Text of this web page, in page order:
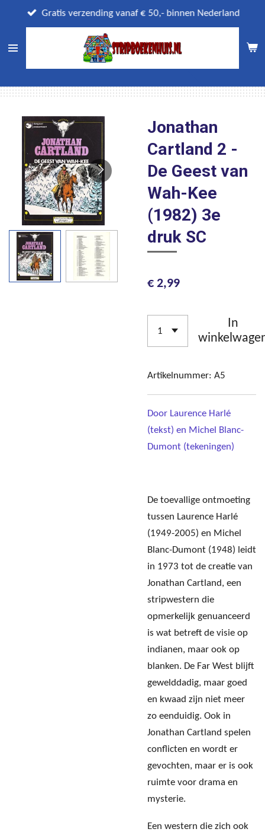
direct
naar
Gratis verzending vanaf € 50,- binnen Nederland
Jonathan
Cartland 2 -
De Geest van
Wah-Kee
(1982) 3e
druk SC
€ 2,99
In
Artikelnummer: A5
Door Laurence Harlé
(tekst) en Michel Blanc-
Dumont (tekeningen)
De toevallige ontmoeting
tussen Laurence Harlé
(1949-2005) en Michel
Blanc-Dumont (1948) leidt
in 1973 tot de creatie van
Jonathan Cartland, een
stripwestern die
opmerkelijk genuanceerd
is wat betreft de visie op
indianen, maar ook op
blanken. De Far West blijft
gewelddadig, maar goed
en kwaad zijn niet meer
zo eenduidig. Ook in
Jonathan Cartland spelen
conflicten en wordt er
gevochten, maar er is ook
ruimte voor drama en
mysterie.
Een western die zich ook